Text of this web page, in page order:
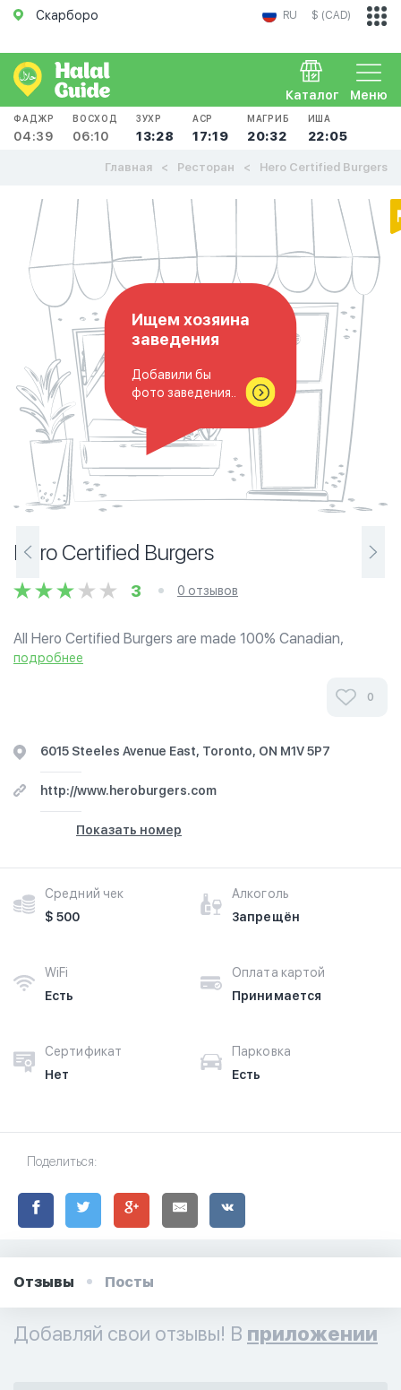
Скарборо RU $ (CAD)
Меню
Каталог
ФАДЖР
04:39
ВОСХОД
06:10
ЗУХР
13:28
АСР
17:19
МАГРИБ
20:32
ИША
22:05
Главная Ресторан Hero Certified Burgers
Ищем хозяина
заведения
Добавили бы
фото заведения..
Hero Certified Burgers
3 0 отзывов
All Hero Certified Burgers are made 100% Canadian,
range-fed, hormone and antibiotic free Angus beef with
подробнее
0
6015 Steeles Avenue East, Toronto, ON M1V 5P7
http://www.heroburgers.com
Показать номер
Средний чек
$ 500
Алкоголь
Запрещён
WiFi
Есть
Оплата картой
Принимается
Сертификат
Нет
Парковка
Есть
Поделиться:
Отзывы Посты
Добавляй свои отзывы! В приложении